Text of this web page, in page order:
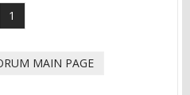
1
MAIN PAGE